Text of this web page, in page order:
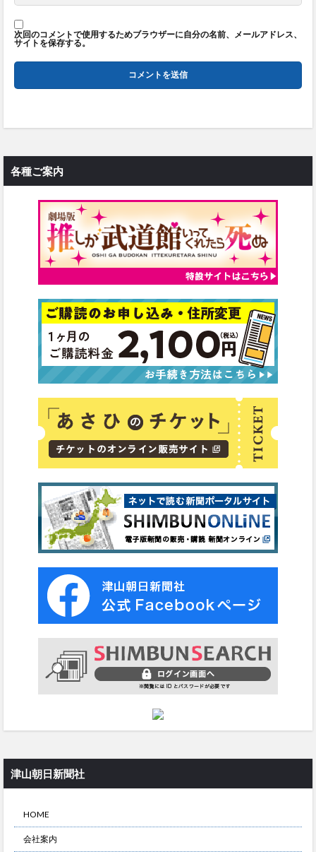
次回のコメントで使用するためブラウザーに自分の名前、メールアドレス、
サイトを保存する。
各種ご案内
津山朝日新聞社
HOME
会社案内